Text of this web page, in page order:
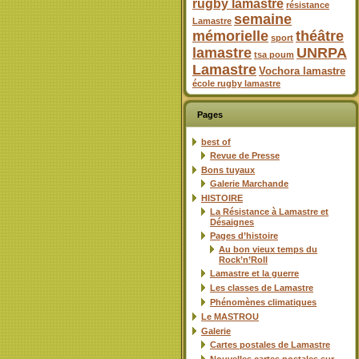
rugby lamastre résistance
Lamastre semaine
mémorielle sport théâtre
lamastre tsa poum UNRPA
Lamastre Vochora lamastre
école rugby lamastre
Pages
best of
Revue de Presse
Bons tuyaux
Galerie Marchande
HISTOIRE
La Résistance à Lamastre et
Désaignes
Pages d’histoire
Au bon vieux temps du
Rock’n’Roll
Lamastre et la guerre
Les classes de Lamastre
Phénomènes climatiques
Le MASTROU
Galerie
Cartes postales de Lamastre